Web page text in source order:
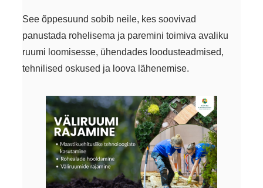
See õppesuund sobib neile, kes soovivad
panustada rohelisema ja paremini toimiva avaliku
ruumi loomisesse, ühendades loodusteadmised,
tehnilised oskused ja loova lähenemise.